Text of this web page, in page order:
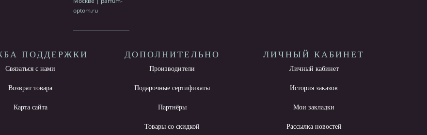
ПОДДЕРЖКИ
Связаться с нами
Возврат товара
Карта сайта
ДОПОЛНИТЕЛЬНО
Производители
Подарочные сертификаты
Партнёры
Товары со скидкой
ЛИЧНЫЙ КАБИНЕТ
Личный кабинет
История заказов
Мои закладки
Рассылка новостей